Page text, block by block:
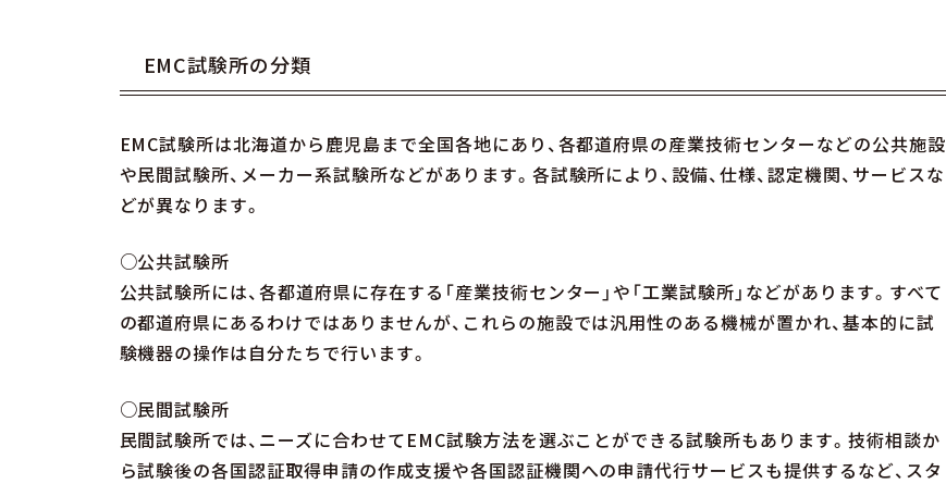
EMC試験所の分類
EMC試験所は北海道から鹿児島まで全国各地にあり、各都道府県の産業技術センターなどの公共施設
や民間試験所、メーカー系試験所などがあります。各試験所により、設備、仕様、認定機関、サービスな
どが異なります。
○公共試験所
公共試験所には、各都道府県に存在する「産業技術センター」や「工業試験所」などがあります。すべて
の都道府県にあるわけではありませんが、これらの施設では汎用性のある機械が置かれ、基本的に試
験機器の操作は自分たちで行います。
○民間試験所
民間試験所では、ニーズに合わせてEMC試験方法を選ぶことができる試験所もあります。技術相談か
ら試験後の各国認証取得申請の作成支援や各国認証機関への申請代行サービスも提供するなど、スタ